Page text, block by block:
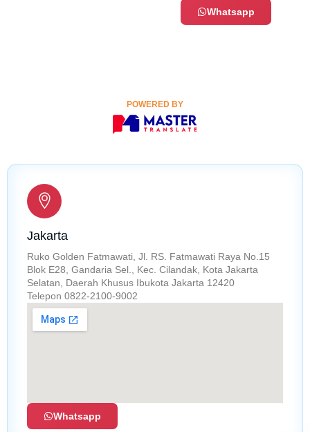
Whatsapp
POWERED BY
Jakarta
Ruko Golden Fatmawati, Jl. RS. Fatmawati Raya No.15
Blok E28, Gandaria Sel., Kec. Cilandak, Kota Jakarta
Selatan, Daerah Khusus Ibukota Jakarta 12420
Telepon 0822-2100-9002
Whatsapp